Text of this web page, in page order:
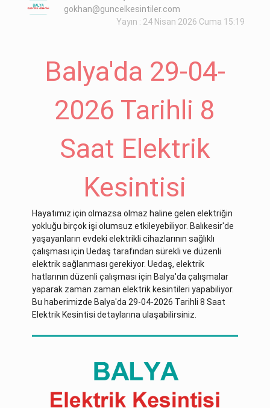
gokhan@guncelkesintiler.com
Yayın : 24 Nisan 2026 Cuma 15:19
Balya'da 29-04-
2026 Tarihli 8
Saat Elektrik
Kesintisi
Hayatımız için olmazsa olmaz haline gelen elektriğin
yokluğu birçok işi olumsuz etkileyebiliyor. Balıkesir'de
yaşayanların evdeki elektrikli cihazlarının sağlıklı
çalışması için Uedaş tarafından sürekli ve düzenli
elektrik sağlanması gerekiyor. Uedaş, elektrik
hatlarının düzenli çalışması için Balya'da çalışmalar
yaparak zaman zaman elektrik kesintileri yapabiliyor.
Bu haberimizde Balya'da 29-04-2026 Tarihli 8 Saat
Elektrik Kesintisi detaylarına ulaşabilirsiniz.